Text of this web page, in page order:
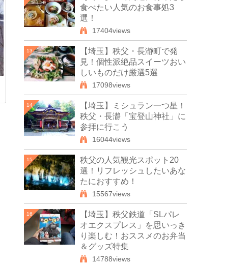
食べたい人気のお食事処3
選！
17404views
13
【埼玉】秩父・長瀞町で発
見！個性派絶品スイーツおい
しいものだけ厳選5選
17098views
14
【埼玉】ミシュラン一つ星！
秩父・長瀞「宝登山神社」に
参拝に行こう
16044views
15
秩父の人気観光スポット20
選！リフレッシュしたいあな
たにおすすめ！
15567views
16
【埼玉】秩父鉄道「SLパレ
オエクスプレス」を思いっき
り楽しむ！おススメのお弁当
＆グッズ特集
14788views